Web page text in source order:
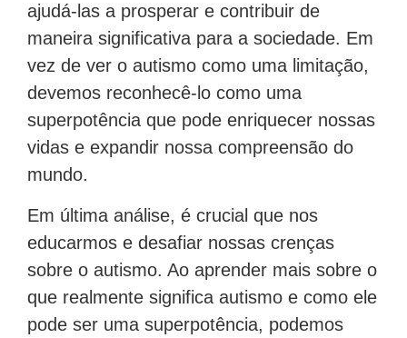
ajudá-las a prosperar e contribuir de
maneira significativa para a sociedade. Em
vez de ver o autismo como uma limitação,
devemos reconhecê-lo como uma
superpotência que pode enriquecer nossas
vidas e expandir nossa compreensão do
mundo.
Em última análise, é crucial que nos
educarmos e desafiar nossas crenças
sobre o autismo. Ao aprender mais sobre o
que realmente significa autismo e como ele
pode ser uma superpotência, podemos